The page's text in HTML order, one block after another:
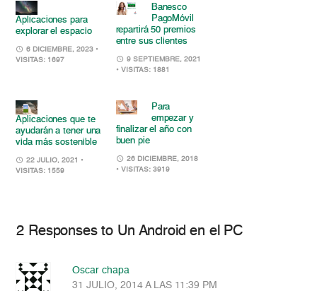
Aplicaciones para
explorar el espacio
6 DICIEMBRE, 2023 •
VISITAS: 1697
Banesco
PagoMóvil
repartirá 50 premios
entre sus clientes
9 SEPTIEMBRE, 2021
• VISITAS: 1881
Aplicaciones que te
ayudarán a tener una
vida más sostenible
22 JULIO, 2021 •
VISITAS: 1559
Para
empezar y
finalizar el año con
buen pie
26 DICIEMBRE, 2018
• VISITAS: 3919
2 Responses to Un Android en el PC
Oscar chapa
31 JULIO, 2014 A LAS 11:39 PM